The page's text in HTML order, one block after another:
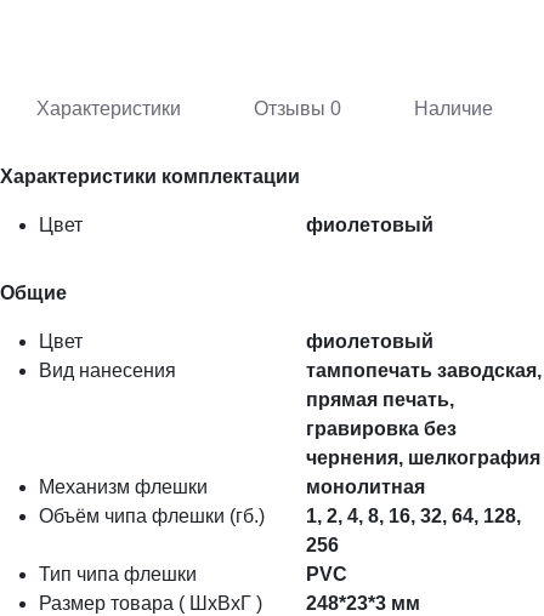
Характеристики Отзывы 0 Наличие
Характеристики комплектации
Цвет фиолетовый
Общие
Цвет
фиолетовый
Вид нанесения
тампопечать заводская,
прямая печать,
гравировка без
чернения, шелкография
Механизм флешки
монолитная
Объём чипа флешки (гб.)
1, 2, 4, 8, 16, 32, 64, 128,
256
Тип чипа флешки
PVC
Размер товара ( ШхВхГ )
248*23*3 мм